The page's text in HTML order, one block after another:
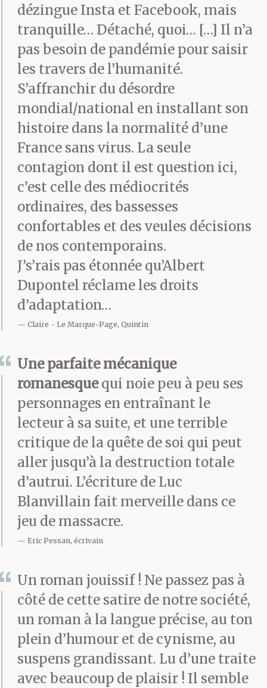
retrouvé à Vinteuil-sur-
Iton. Les versions
fournies par l’intéressé
variaient souvent. Selon
l’une d’elles, il aurait
bénéficié d’un
programme de
protection des témoins
après que toute sa
famille avait été tuée
par une
organisation sur
laquelle il était
en sache le moins
possible. Ce dont elle
était certaine, c’est
qu’on l’avait mis sous
curatelle à cause de son
penchant pour les
spiritueux,
qu’il consacrait le plus
salir ce qu’elle avait
lavé, et qu’il était
amoureux d’elle.
dézingue Insta et Facebook, mais
tranquille… Détaché, quoi… […] Il n’a
pas besoin de pandémie pour saisir
les travers de l’humanité.
S’affranchir du désordre
mondial/national en installant son
histoire dans la normalité d’une
France sans virus. La seule
contagion dont il est question ici,
c’est celle des médiocrités
ordinaires, des bassesses
confortables et des veules décisions
de nos contemporains.
J’s’rais pas étonnée qu’Albert
Dupontel réclame les droits
d’adaptation…
Claire Le Marque-Page, Quintin
Une parfaite mécanique
romanesquequi noie peu à peu ses
personnages en entraînant le
lecteur à sa suite, et une terrible
critique de la quête de soi qui peut
aller jusqu’à la destruction totale
d’autrui. L’écriture de Luc
Blanvillain fait merveille dans ce
jeu de massacre.
Eric Pessan, écrivain
Un roman jouissif ! Ne passez pas à
côté de cette satire de notre société,
un roman à la langue précise, au ton
plein d’humour et de cynisme, au
suspens grandissant. Lu d’une traite
avec beaucoup de plaisir ! Il semble